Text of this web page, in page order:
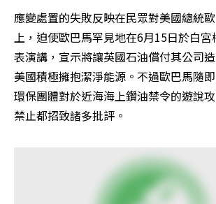
應變處置的失敗反映在民眾對美國總統
上，迫使歐巴馬罕見地在6月15日於白
表演講，宣示將讓英國石油償付其公司
美國積極擁抱潔淨能源。不過歐巴馬隨
環保團體對於近海海上鑽油禁令的遊說
禁止都招致諸多批評。